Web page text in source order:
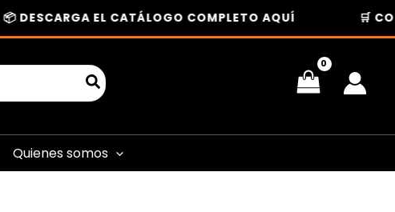
📦 DESCARGA EL CATÁLOGO COMPLETO AQUÍ 🛒
Quienes somos